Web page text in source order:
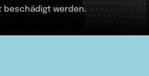
beschädigt werden.